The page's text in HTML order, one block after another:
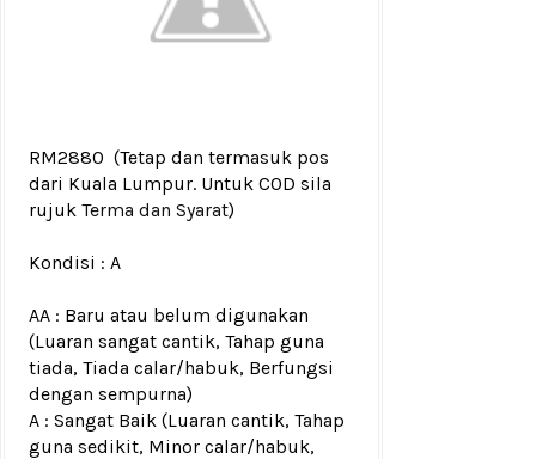
RM2880 (Tetap dan termasuk pos
dari Kuala Lumpur. Untuk COD sila
rujuk Terma dan Syarat)
Kondisi : A
AA : Baru atau belum digunakan
(Luaran sangat cantik, Tahap guna
tiada, Tiada calar/habuk, Berfungsi
dengan sempurna)
A : Sangat Baik (Luaran cantik, Tahap
guna sedikit, Minor calar/habuk,